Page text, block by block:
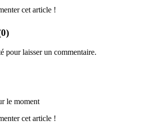
cet article !
0)
pour laisser un commentaire.
le moment
cet article !